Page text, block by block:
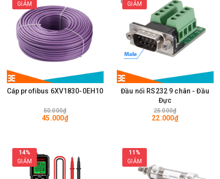
GIẢM
Cáp profibus 6XV1830-0EH10
50.000₫
45.000₫
GIẢM
Đầu nối RS232 9 chân - Đầu
Đực
25.000₫
22.000₫
14%
GIẢM
11%
GIẢM